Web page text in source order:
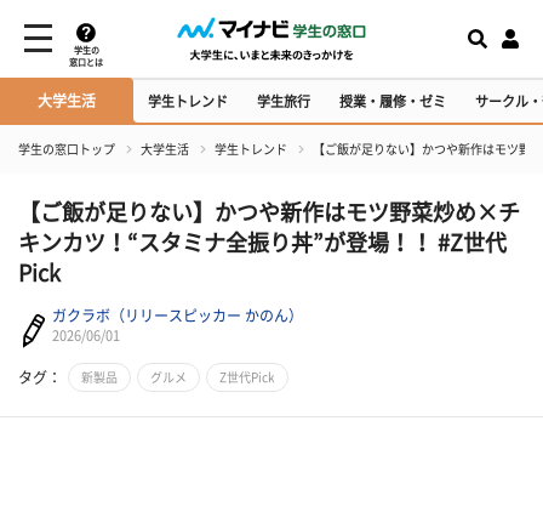
学生の
窓口とは
大学生活 学生トレンド 学生旅行 授業・履修・ゼミ サークル
学生の窓口トップ 大学生活 学生トレンド 【ご飯が足りない】かつや新作はモツ
【ご飯が足りない】かつや新作はモツ野菜炒め×チ
キンカツ！“スタミナ全振り丼”が登場！！ #Z世代
Pick
ガクラボ（リリースピッカー かのん）
2026/06/01
タグ： 新製品 グルメ Z世代Pick